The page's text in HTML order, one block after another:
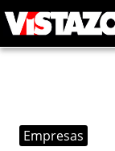
Empresas